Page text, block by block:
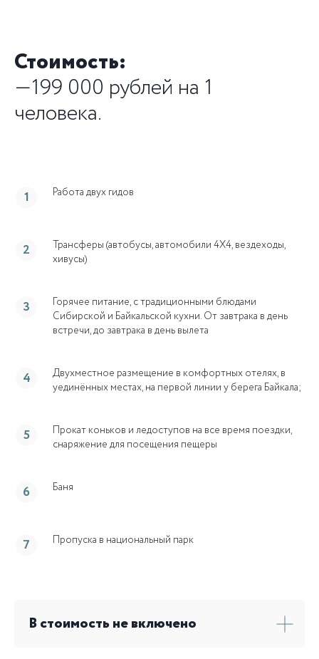
Стоимость:
—199 000 рублей на 1
человека.
Работа двух гидов
Трансферы (автобусы, автомобили 4Х4, вездеходы,
хивусы)
Горячее питание, с традиционными блюдами
Сибирской и Байкальской кухни. От завтрака в день
встречи, до завтрака в день вылета
Двухместное размещение в комфортных отелях, в
уединённых местах, на первой линии у берега Байкала;
Прокат коньков и ледоступов на все время поездки,
снаряжение для посещения пещеры
Баня
Пропуска в национальный парк
В стоимость не включено